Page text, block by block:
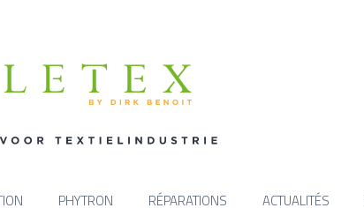
PHYTRON RÉPARATIONS ACTUALITÉS